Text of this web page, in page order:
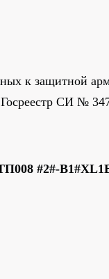
к защитной
СИ №
#2#-